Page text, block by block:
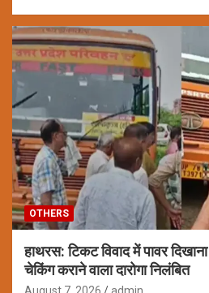
OTHERS
हाथरस: टिकट विवाद में पावर
चेकिंग कराने वाला दारोगा निलंबित